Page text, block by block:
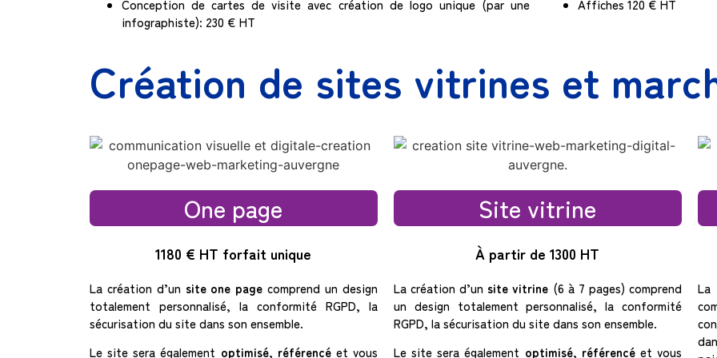
Conception de cartes de visite avec création de logo unique (par une
infographiste): 230 € HT
Affiches 120 € HT
Création de sites vitrines et
One page
1180 € HT forfait unique
La création d’un site one page comprend un design
totalement personnalisé, la conformité RGPD, la
sécurisation du site dans son ensemble.
Le site sera également optimisé, référencéet vous
Site vitrine
À partir de 1300 HT
La création d’un site vitrine (6 à 7 pages) comprend
un design totalement personnalisé, la conformité
RGPD, la sécurisation du site dans son ensemble.
Le site sera également optimisé, référencéet vous
La